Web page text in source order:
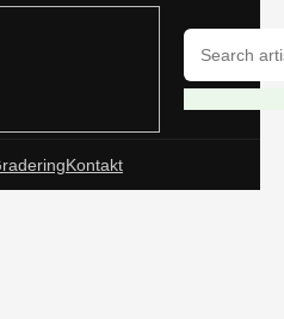
Kontakt